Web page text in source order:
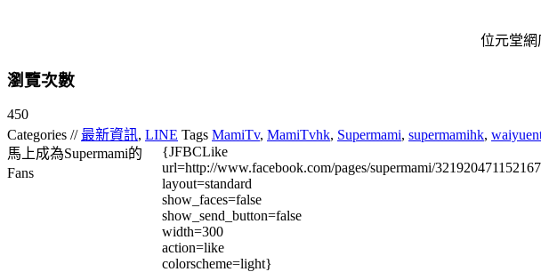
位元堂網
瀏覽次數
450
Categories // 最新資訊, LINE Tags MamiTv, MamiTvhk, Supermami, supermamihk,
馬上成為Supermami的
Fans
{JFBCLike
url=http://www.facebook.com/pages/supermami/321920471152167
layout=standard
show_faces=false
show_send_button=false
width=300
action=like
colorscheme=light}